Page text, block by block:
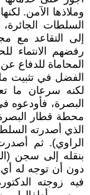
وملاذها الآمن.
السلطات الجائرة،
إلى التقاعد مع
رفضهم الانتماء
المحاماة للدفاع
الفضل في تثبيت
لكنه سرعان ما
البصرة، فأودعوه
محطة قطار البصرة
الذي أصدرته
الراوي). ثم
بنقله إلى سجن
دون أن توجه له
فيه زوجته